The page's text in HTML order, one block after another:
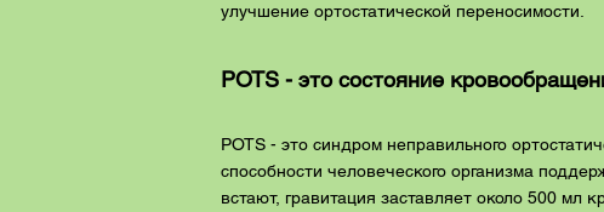
улучшение ортостатической переносимости.
POTS - это состояние
POTS - это синдром неправильного
способности человеческого организма
встают, гравитация заставляет около 500 мл